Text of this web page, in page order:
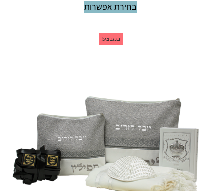
בחירת אפשרות
במבצע!